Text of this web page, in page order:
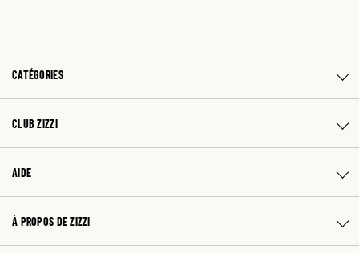
CATÉGORIES
CLUB ZIZZI
AIDE
À PROPOS DE ZIZZI